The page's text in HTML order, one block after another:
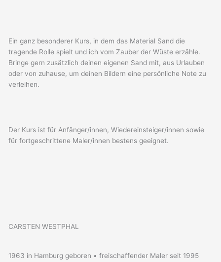
Ein ganz besonderer Kurs, in dem das Material Sand die
tragende Rolle spielt und ich vom Zauber der Wüste erzähle.
Bringe gern zusätzlich deinen eigenen Sand mit, aus Urlauben
oder von zuhause, um deinen Bildern eine persönliche Note zu
verleihen.
Der Kurs ist für Anfänger/innen, Wiedereinsteiger/innen sowie
für fortgeschrittene Maler/innen bestens geeignet.
CARSTEN WESTPHAL
1963 in Hamburg geboren • freischaffender Maler seit 1995